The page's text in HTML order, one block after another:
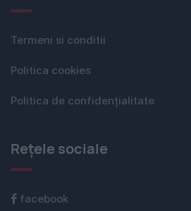
Termeni si conditii
Politica cookies
Politica de confidențialitate
Rețele sociale
facebook